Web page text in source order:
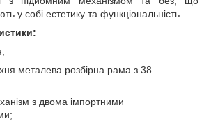
у собі естетику та функціональність.
металева розбірна рама з 38
з двома імпортними